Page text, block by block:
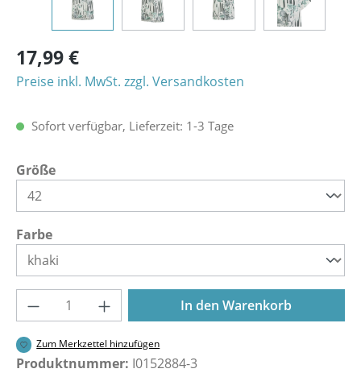
17,99 €
Preise inkl. MwSt. zzgl. Versandkosten
Sofort verfügbar, Lieferzeit: 1-3 Tage
Größeauswählen
Farbeauswählen
Produkt Anzahl: Gib den gewünschten
In den Warenkorb
Zum Merkzettel hinzufügen
Produktnummer: I0152884-3